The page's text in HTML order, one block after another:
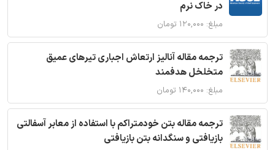
در خاک نرم
مبلغ: ۱۲۰,۰۰۰ تومان
ترجمه مقاله آنالیز ارتعاش اجباری تیرهای عمیق
متخلخل هدفمند
مبلغ: ۱۴۰,۰۰۰ تومان
ترجمه مقاله بتن خودمتراکم با استفاده از معابر آسفالتی
بازیافتی و سنگدانه بتن بازیافتی